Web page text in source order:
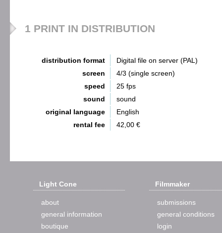
1 PRINT IN DISTRIBUTION
distribution format
Digital file on server (PAL)
screen
4/3 (single screen)
speed
25 fps
sound
sound
original language
English
rental fee
42,00 €
Light Cone
about
general information
boutique
Filmmaker
submissions
general conditions
login